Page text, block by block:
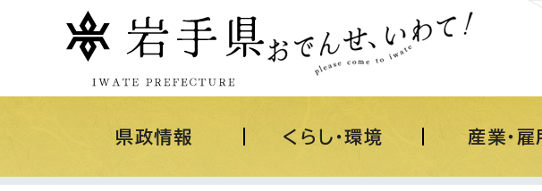
県政情報 くらし・環境 産業・雇